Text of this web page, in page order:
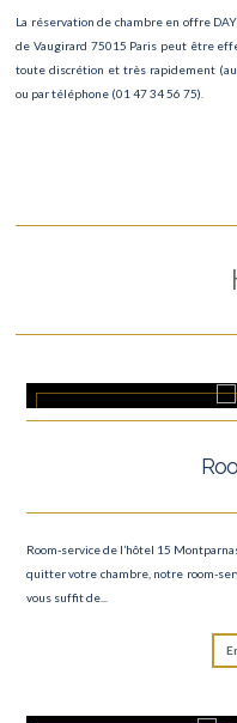
La réservation de chambre en offre
de Vaugirard 75015 Paris peut être
toute discrétion et très rapidement
ou par téléphone (01 47 34 56 75).
Room-service de l’hôtel 15
quitter votre chambre, notre room-
vous suffit de...